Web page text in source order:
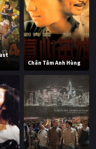
Chân Tâm Anh Hùng